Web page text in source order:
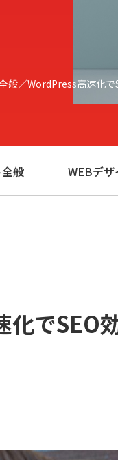
般 WordPress高速化で
般 WEBデザ
でSEO